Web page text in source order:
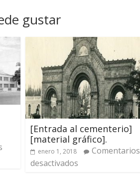
gustar
[Entrada al cementerio]
[material gráfico].
enero 1, 2018
Comentarios
desactivados